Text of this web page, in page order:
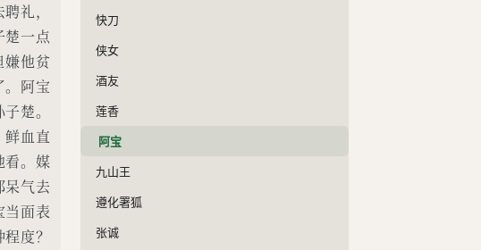
礼，
楚一点
嫌他贫
。阿宝
楚。
血直
看。媒
呆气去
当面表
度？
快刀
侠女
酒友
莲香
阿宝
九山王
遵化署狐
张诚